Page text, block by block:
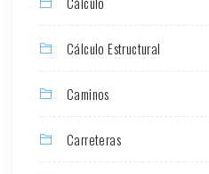
Cálculo Estructural
Caminos
Carreteras